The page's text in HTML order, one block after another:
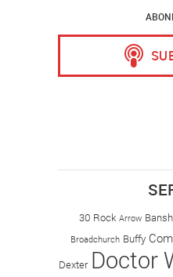
30 Rock Arrow
Broadchurch Buffy
Dexter Doctor